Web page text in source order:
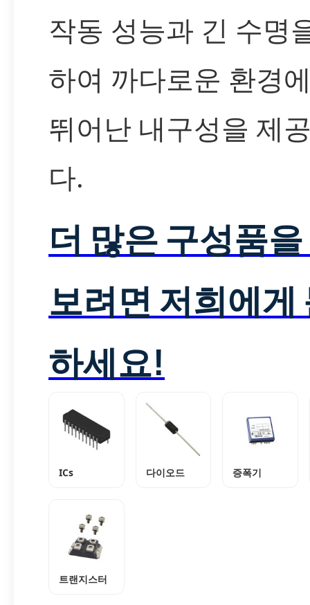
작동 성능과 긴 수명
하여 까다로운 환경
뛰어난 내구성을 제
다.
더 많은 구성품
보려면 저희에게
하세요!
ICs 다이오드 증폭기
트랜지스터